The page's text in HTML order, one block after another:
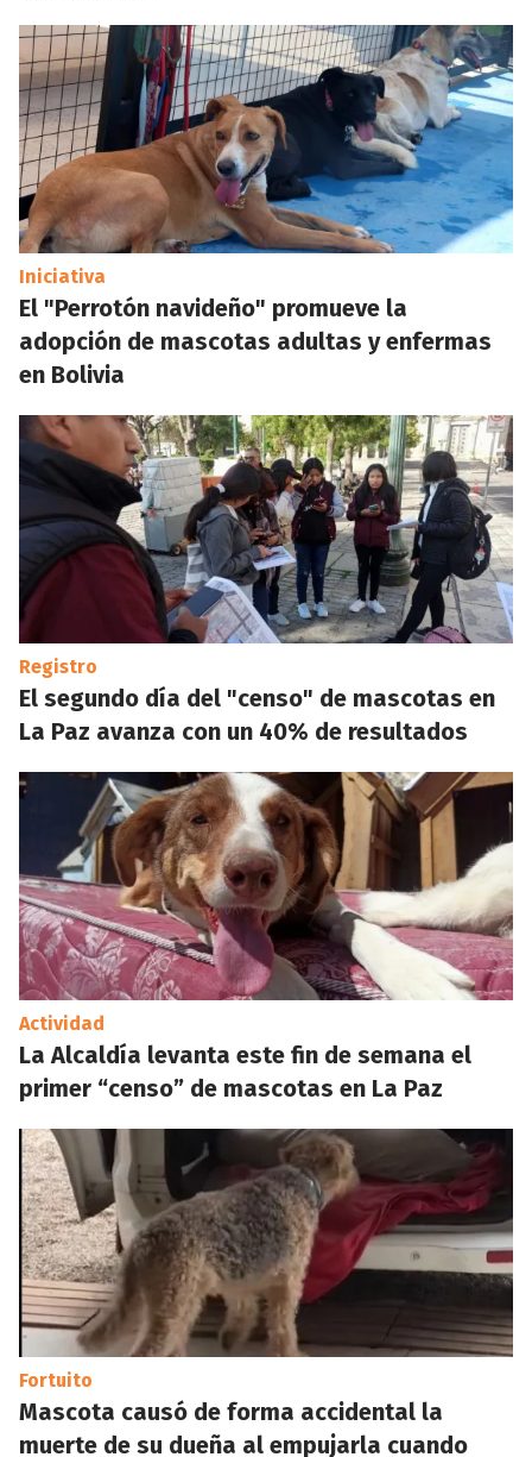
Iniciativa
El "Perrotón navideño" promueve la
adopción de mascotas adultas y enfermas
en Bolivia
Registro
El segundo día del "censo" de mascotas en
La Paz avanza con un 40% de resultados
Actividad
La Alcaldía levanta este fin de semana el
primer “censo” de mascotas en La Paz
Fortuito
Mascota causó de forma accidental la
muerte de su dueña al empujarla cuando